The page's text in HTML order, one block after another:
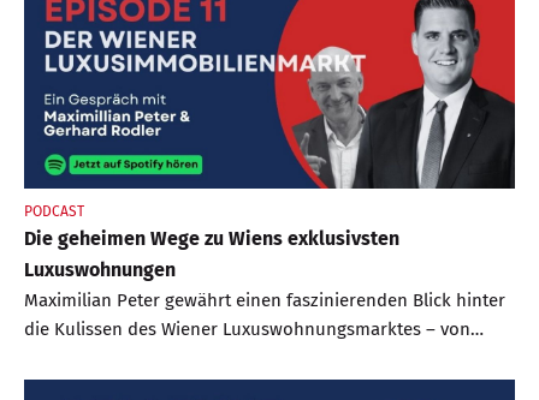
PODCAST
Die geheimen Wege zu Wiens exklusivsten
Luxuswohnungen
Maximilian Peter gewährt einen faszinierenden Blick hinter
die Kulissen des Wiener Luxuswohnungsmarktes – von
Hotelservice.